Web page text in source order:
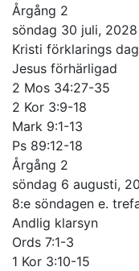
Årgång 2
söndag 30 juli, 2028
Kristi förklarings dag
Jesus förhärligad
2 Mos 34:27-35
2 Kor 3:9-18
Mark 9:1-13
Ps 89:12-18
Årgång 2
söndag 6 augusti,
8:e söndagen e.
Andlig klarsyn
Ords 7:1-3
1 Kor 3:10-15